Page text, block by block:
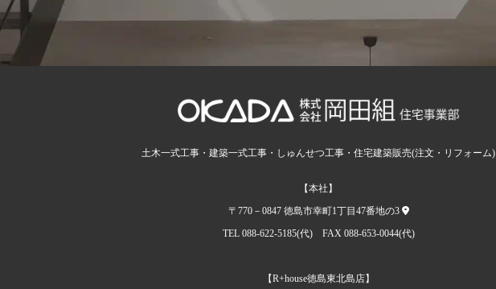
土木一式工事・建築一式工事・しゅんせつ工事・住宅建築販売(注文・リフォーム)
【本社】
〒770－0847 徳島市幸町1丁目47番地の3
TEL 088-622-5185(代) FAX 088-653-0044(代)
【R+house徳島東北島店】